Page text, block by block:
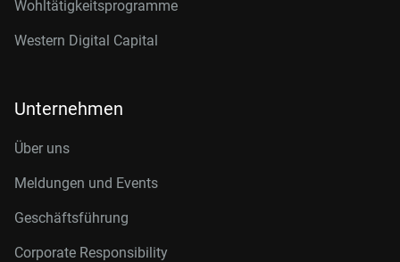
Wohltätigkeitsprogramme
Western Digital Capital
Unternehmen
Über uns
Meldungen und Events
Geschäftsführung
Corporate Responsibility